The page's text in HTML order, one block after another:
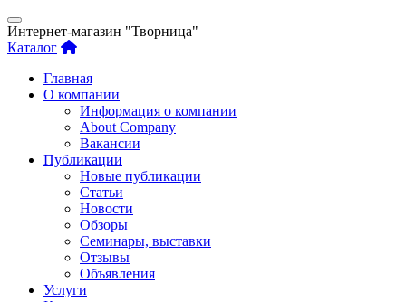
Интернет-магазин "Творница"
Каталог
Главная
О компании
Информация о компании
About Company
Вакансии
Публикации
Новые публикации
Статьи
Новости
Обзоры
Семинары, выставки
Отзывы
Объявления
Услуги